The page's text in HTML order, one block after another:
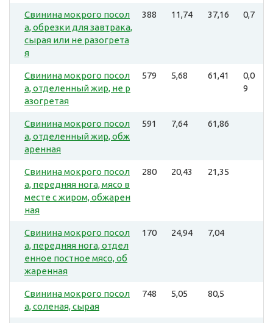
Свинина мокрого посол
а, обрезки для завтрака,
сырая или не разогрета
я
388 11,74 37,16 0,7
Свинина мокрого посол
а, отделенный жир, не р
азогретая
579 5,68 61,41
0,0
9
Свинина мокрого посол
а, отделенный жир, обж
аренная
591 7,64 61,86
Свинина мокрого посол
а, передняя нога, мясо в
месте с жиром, обжарен
ная
280 20,43 21,35
Свинина мокрого посол
а, передняя нога, отдел
енное постное мясо, об
жаренная
170 24,94 7,04
Свинина мокрого посол
а, соленая, сырая
748 5,05 80,5